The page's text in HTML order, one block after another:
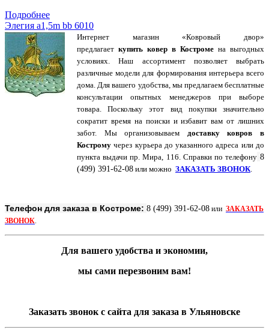
Подробнее
Элегия a1,5m bb 6010
Интернет магазин «Ковровый двор»
предлагает купить ковер в Костроме на выгодных
условиях. Наш ассортимент позволяет выбрать
различные модели для формирования интерьера всего
дома. Для вашего удобства, мы предлагаем бесплатные
консультации опытных менеджеров при выборе
товара. Поскольку этот вид покупки значительно
сократит время на поиски и избавит вам от лишних
забот. Мы организовываем доставку ковров в
Кострому через курьера до указанного адреса или до
пункта выдачи пр. Мира, 116. Справки по телефону 8
(499) 391-62-08 или можно ЗАКАЗАТЬ ЗВОНОК
Телефон для заказа в Костроме: 8 (499) 391-62-08 или ЗАКАЗАТЬ
ЗВОНОК.
Для вашего удобства и экономии,
мы сами перезвоним вам!
Заказать звонок с сайта для заказа в Ульяновске